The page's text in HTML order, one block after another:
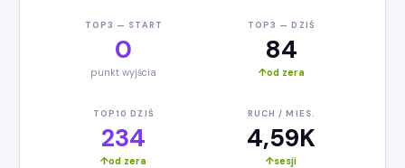
TOP3 — START
0
punkt wyjścia
TOP3 — DZIŚ
84
od zera
TOP10 DZIŚ
234
od zera
RUCH / MIES.
4,59K
sesji